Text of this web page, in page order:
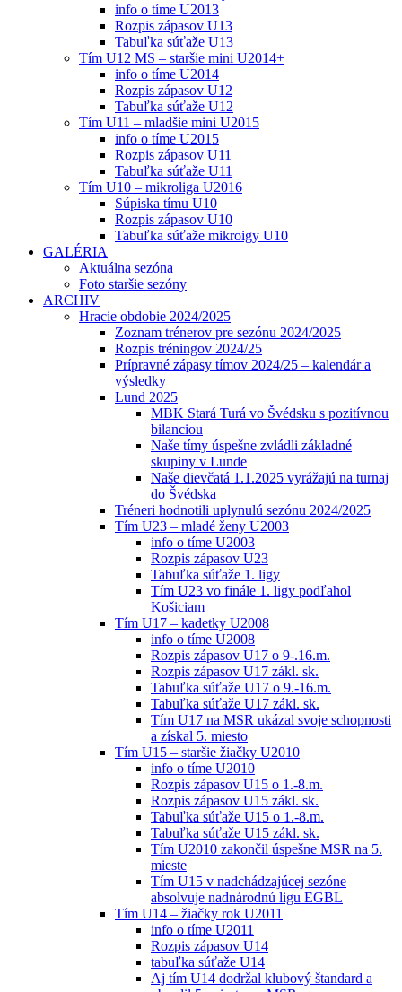
info o tíme U2013
Rozpis zápasov U13
Tabuľka súťaže U13
Tím U12 MS – staršie mini U2014+
info o tíme U2014
Rozpis zápasov U12
Tabuľka súťaže U12
Tím U11 – mladšie mini U2015
info o tíme U2015
Rozpis zápasov U11
Tabuľka súťaže U11
Tím U10 – mikroliga U2016
Súpiska tímu U10
Rozpis zápasov U10
Tabuľka súťaže mikroigy U10
GALÉRIA
Aktuálna sezóna
Foto staršie sezóny
ARCHIV
Hracie obdobie 2024/2025
Zoznam trénerov pre sezónu 2024/2025
Rozpis tréningov 2024/25
Prípravné zápasy tímov 2024/25 – kalendár a
výsledky
Lund 2025
MBK Stará Turá vo Švédsku s pozitívnou
bilanciou
Naše tímy úspešne zvládli základné
skupiny v Lunde
Naše dievčatá 1.1.2025 vyrážajú na turnaj
do Švédska
Tréneri hodnotili uplynulú sezónu 2024/2025
Tím U23 – mladé ženy U2003
info o tíme U2003
Rozpis zápasov U23
Tabuľka súťaže 1. ligy
Tím U23 vo finále 1. ligy podľahol
Košiciam
Tím U17 – kadetky U2008
info o tíme U2008
Rozpis zápasov U17 o 9-.16.m.
Rozpis zápasov U17 zákl. sk.
Tabuľka súťaže U17 o 9.-16.m.
Tabuľka súťaže U17 zákl. sk.
Tím U17 na MSR ukázal svoje schopnosti
a získal 5. miesto
Tím U15 – staršie žiačky U2010
info o tíme U2010
Rozpis zápasov U15 o 1.-8.m.
Rozpis zápasov U15 zákl. sk.
Tabuľka súťaže U15 o 1.-8.m.
Tabuľka súťaže U15 zákl. sk.
Tím U2010 zakončil úspešne MSR na 5.
mieste
Tím U15 v nadchádzajúcej sezóne
absolvuje nadnárodnú ligu EGBL
Tím U14 – žiačky rok U2011
info o tíme U2011
Rozpis zápasov U14
tabuľka súťaže U14
Aj tím U14 dodržal klubový štandard a